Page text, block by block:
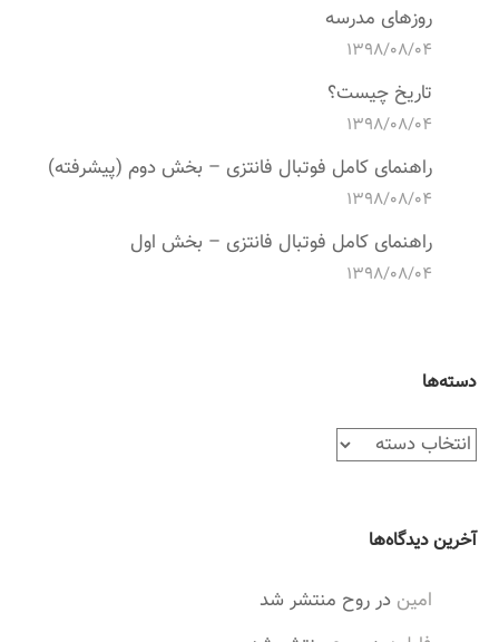
روزهای مدرسه
۱۳۹۸/۰۸/۰۴
تاریخ چیست؟
۱۳۹۸/۰۸/۰۴
راهنمای کامل فوتبال فانتزی – بخش دوم (پیشرفته)
۱۳۹۸/۰۸/۰۴
راهنمای کامل فوتبال فانتزی – بخش اول
۱۳۹۸/۰۸/۰۴
دسته‌ها
د
ه‌
آخرین دیدگاه‌ها
امین درروح منتشر شد